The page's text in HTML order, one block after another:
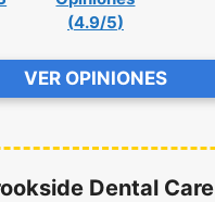
(4.9/5)
VER OPINIONES
Dental Care